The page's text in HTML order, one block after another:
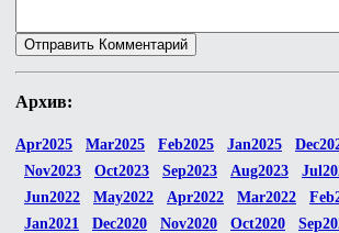
Архив:
Apr2025 Mar2025 Feb2025 Jan2025
Nov2023
Oct2023 Sep2023 Aug2023
Jun2022
May2022 Apr2022 Mar2022
Jan2021
Dec2020 Nov2020 Oct2020